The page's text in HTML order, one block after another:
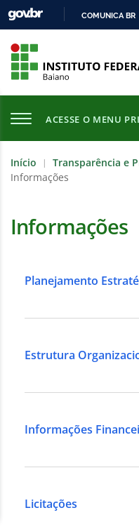
COMUNICA BR
ACESSE O MENU
Início | Transparência e
Informações
Informações
Planejamento
Estrutura
Informações
Licitações